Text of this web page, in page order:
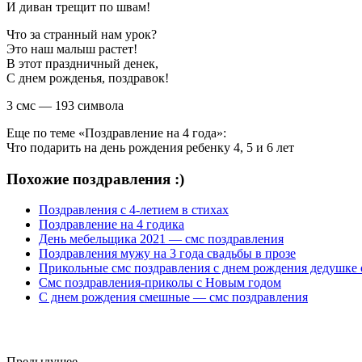
И диван трещит по швам!
Что за странный нам урок?
Это наш малыш растет!
В этот праздничный денек,
С днем рожденья, поздравок!
3 смс — 193 символа
Еще по теме «Поздравление на 4 года»:
Что подарить на день рождения ребенку 4, 5 и 6 лет
Похожие поздравления :)
Поздравления с 4-летием в стихах
Поздравление на 4 годика
День мебельщика 2021 — смс поздравления
Поздравления мужу на 3 года свадьбы в прозе
Прикольные смс поздравления с днем рождения дедушке
Смс поздравления-приколы с Новым годом
С днем рождения смешные — смс поздравления